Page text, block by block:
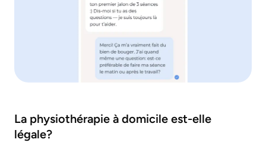
La physiothérapie à domicile est-elle
légale?